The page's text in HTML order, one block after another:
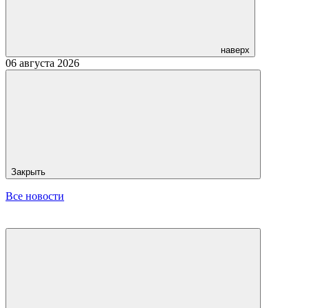
наверх
06 августа 2026
Закрыть
Все новости